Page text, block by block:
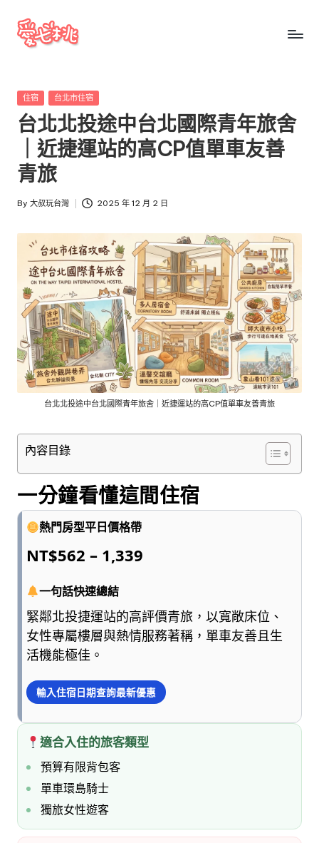
Skip
七
桃
玩
台
灣
桃
玩
台
灣
把
全
景
通、
停
車
與
順
遊
理
成
清
懂
鑑，
誇、
多
一
點
用，
媽
和
Posted
住宿 台北市住宿
台北北投途中台北國際青年旅舍
｜近捷運站的高CP值單車友善
青旅
Posted
By 大叔玩台灣 2025 年 12 月 2 日
台北北投途中台北國際青年旅舍｜近捷運站的高CP值單車友善青旅
內容目錄
一分鐘看懂這間住宿
熱門房型平日價格帶
NT$562 – 1,339
一句話快速總結
緊鄰北投捷運站的高評價青旅，以寬敞床位、
女性專屬樓層與熱情服務著稱，單車友善且生
活機能極佳。
輸入住宿日期查詢最新優惠
適合入住的旅客類型
預算有限背包客
單車環島騎士
獨旅女性遊客